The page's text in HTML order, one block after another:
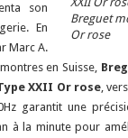
Breguet
Or rose
son
En
Marc A.
en Suisse,
XXII Or rose,
garantit une
à la minute pour